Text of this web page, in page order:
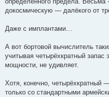
докосмическую — далёкого от
Даже с имплантами…
А вот бортовой вычислитель
учитывая четырёхкратный запас
мощности, не удивляет.
Хотя, конечно, четырёхкратный
только со стандартными